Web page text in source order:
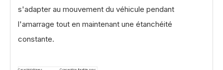
s'adapter au mouvement du véhicule pendant
l'amarrage tout en maintenant une étanchéité
constante.